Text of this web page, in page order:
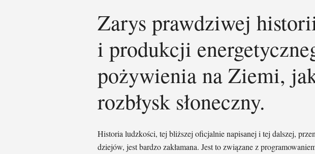
Zarys prawdziwej
i produkcji
pożywienia na Ziemi,
rozbłysk słoneczny.
Historia ludzkości, tej bliższej oficjalnie napisanej i tej dalszej,
dziejów, jest bardzo zakłamana. Jest to związane z